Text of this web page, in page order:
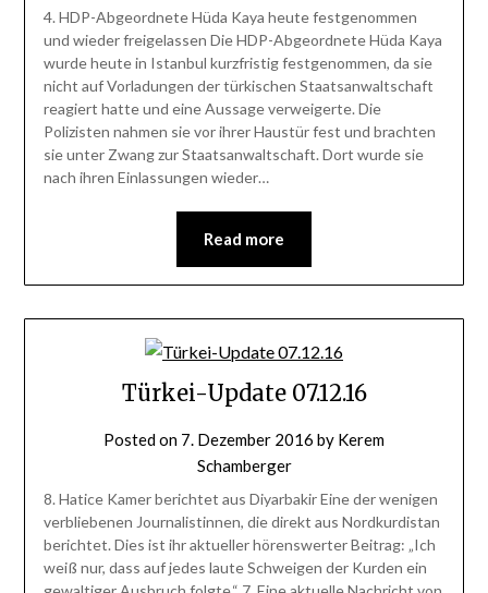
4. HDP-Abgeordnete Hüda Kaya heute festgenommen
und wieder freigelassen Die HDP-Abgeordnete Hüda Kaya
wurde heute in Istanbul kurzfristig festgenommen, da sie
nicht auf Vorladungen der türkischen Staatsanwaltschaft
reagiert hatte und eine Aussage verweigerte. Die
Polizisten nahmen sie vor ihrer Haustür fest und brachten
sie unter Zwang zur Staatsanwaltschaft. Dort wurde sie
nach ihren Einlassungen wieder…
Read more
Türkei-Update 07.12.16
Posted on 7. Dezember 2016 by Kerem
Schamberger
8. Hatice Kamer berichtet aus Diyarbakir Eine der wenigen
verbliebenen Journalistinnen, die direkt aus Nordkurdistan
berichtet. Dies ist ihr aktueller hörenswerter Beitrag: „Ich
weiß nur, dass auf jedes laute Schweigen der Kurden ein